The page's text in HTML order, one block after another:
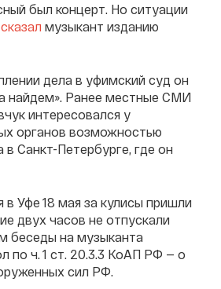
был концерт. Но ситуации
сказал музыкант изданию
дела в уфимский суд он
найдем». Ранее местные СМИ
интересовался у
органов возможностью
Санкт-Петербурге, где он
в Уфе 18 мая за кулисы пришли
двух часов не отпускали
беседы на музыканта
по ч. 1 ст. 20.3.3 КоАП РФ — о
сил РФ.